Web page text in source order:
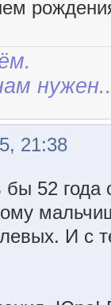
21:38
бы 52
И с